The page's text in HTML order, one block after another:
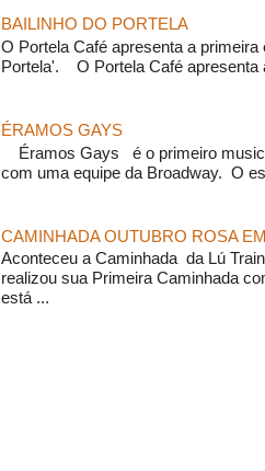
BAILINHO DO PORTELA
O Portela Café apresenta a
Portela'. O Portela Café apresenta
ÉRAMOS GAYS
Éramos Gays é o primeiro
com uma equipe da Broadway. O
CAMINHADA OUTUBRO ROSA
Aconteceu a Caminhada da Lú
realizou sua Primeira Caminhada
está ...